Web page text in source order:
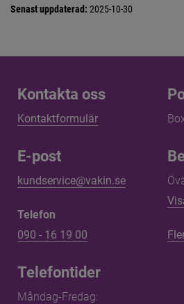
Senast uppdaterad: 2025-10-30
Kontakta oss
Kontakta oss
Kontaktformulär
E-post
kundservice@vakin.se
Telefon
090 - 16 19 00
Telefontider
Måndag-Fredag: